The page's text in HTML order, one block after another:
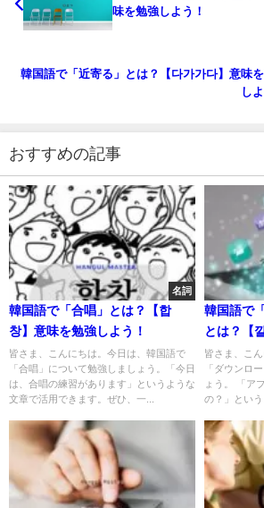
味を勉強しよう！
韓国語で「近寄る」とは？【다가가다】意味
し
おすすめの記事
名詞
韓国語で「合唱」とは？【합
창】意味を勉強しよう！
皆さま、こんにちは。今日は、韓国語で
「合唱」について勉強しましょう。「今日
は、合唱の練習があります」というような
文章で活用できます。ぜひ、一...
韓国語で
とは？【
う！
皆さま、こ
「ダウンロ
ょう。 「ア
の？」という